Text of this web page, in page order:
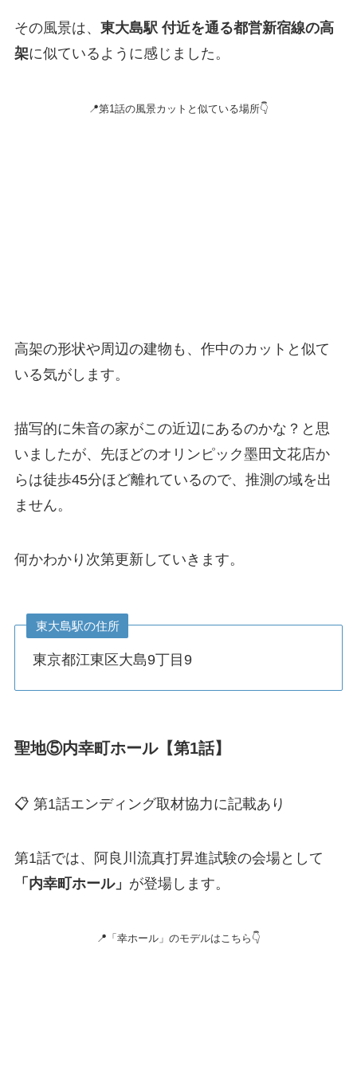
その風景は、 東大島駅 付近を通る都営新宿線の高
架に似ているように感じました。
📍第1話の風景カットと似ている場所👇
高架の形状や周辺の建物も、作中のカットと似て
いる気がします。
描写的に朱音の家がこの近辺にあるのかな？と思
いましたが、先ほどのオリンピック墨田文花店か
らは徒歩45分ほど離れているので、推測の域を出
ません。
何かわかり次第更新していきます。
東大島駅の住所
東京都江東区大島9丁目9
聖地⑤内幸町ホール【第1話】
📋 第1話エンディング取材協力に記載あり
第1話では、阿良川流真打昇進試験の会場として
「内幸町ホール」 が登場します。
📍「幸ホール」のモデルはこちら👇